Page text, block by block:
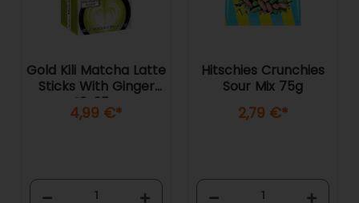
Gold Kili Matcha Latte
Sticks With Ginger
10x25g
4,99 €*
Hitschies Crunchies
Sour Mix 75g
2,79 €*